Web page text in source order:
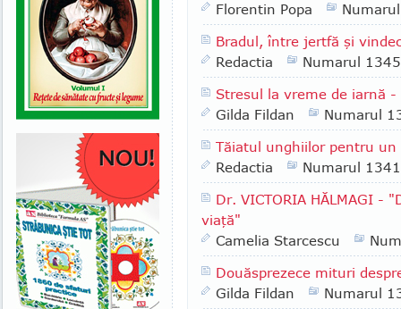
Florentin Popa
Bradul, între jertfă şi
Redactia
Numarul 1345
Stresul la vreme de iarnă
Gilda Fildan
Numarul
Tăiatul unghiilor pentru un
Redactia
Numarul 1341
Dr. VICTORIA HĂLMAGI -
viaţă"
Camelia Starcescu
Douăsprezece mituri
Gilda Fildan
Numarul